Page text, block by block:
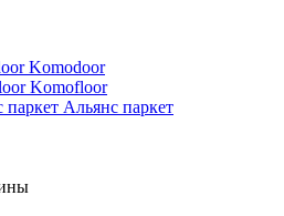
Komodoor
Komofloor
Альянс паркет